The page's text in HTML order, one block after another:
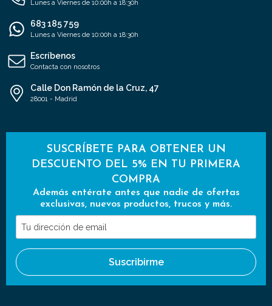
Lunes a Viernes de 10:00h a 18:30h
683 185 759
Lunes a Viernes de 10:00h a 18:30h
Escríbenos
Contacta con nosotros
Calle Don Ramón de la Cruz, 47
28001 - Madrid
SUSCRÍBETE PARA OBTENER UN
DESCUENTO DEL 5% EN TU PRIMERA
COMPRA
Además entérate antes que nadie de ofertas
exclusivas, nuevos productos, trucos y más.
Tu
dirección
de
email
Suscribirme